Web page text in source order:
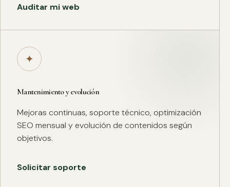
Auditar mi web
✦
Mantenimiento y evolución
Mejoras continuas, soporte técnico, optimización
SEO mensual y evolución de contenidos según
objetivos.
Solicitar soporte